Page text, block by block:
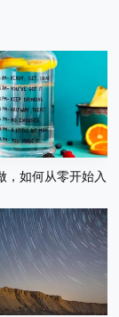
，如何从零开始入